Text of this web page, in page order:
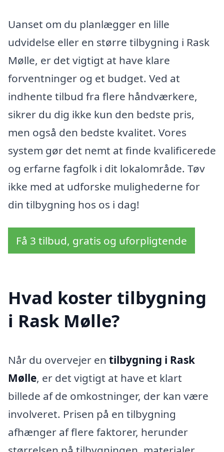
Uanset om du planlægger en lille
udvidelse eller en større tilbygning i Rask
Mølle, er det vigtigt at have klare
forventninger og et budget. Ved at
indhente tilbud fra flere håndværkere,
sikrer du dig ikke kun den bedste pris,
men også den bedste kvalitet. Vores
system gør det nemt at finde kvalificerede
og erfarne fagfolk i dit lokalområde. Tøv
ikke med at udforske mulighederne for
din tilbygning hos os i dag!
Få 3 tilbud, gratis og uforpligtende
Hvad koster tilbygning
i Rask Mølle?
Når du overvejer en tilbygning i Rask
Mølle, er det vigtigt at have et klart
billede af de omkostninger, der kan være
involveret. Prisen på en tilbygning
afhænger af flere faktorer, herunder